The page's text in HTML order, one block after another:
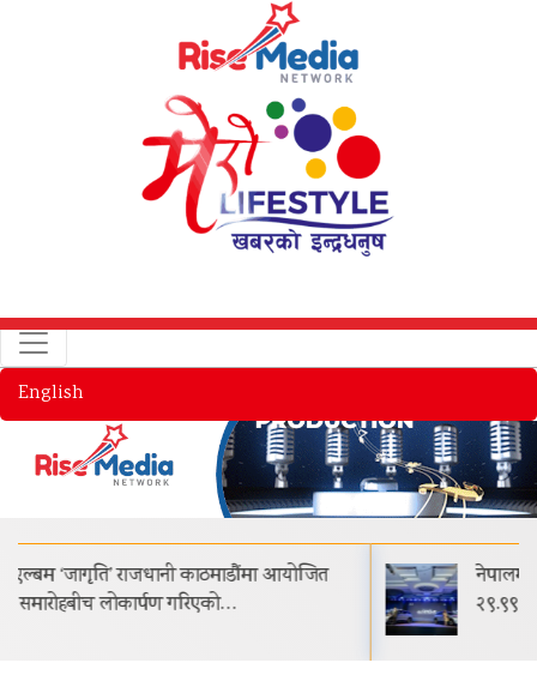
English
नेपालमा प्रोटोन इ.मास ५ सार्वजनिक सुरुवाती मूल्य रू.
२९.९९ लाख